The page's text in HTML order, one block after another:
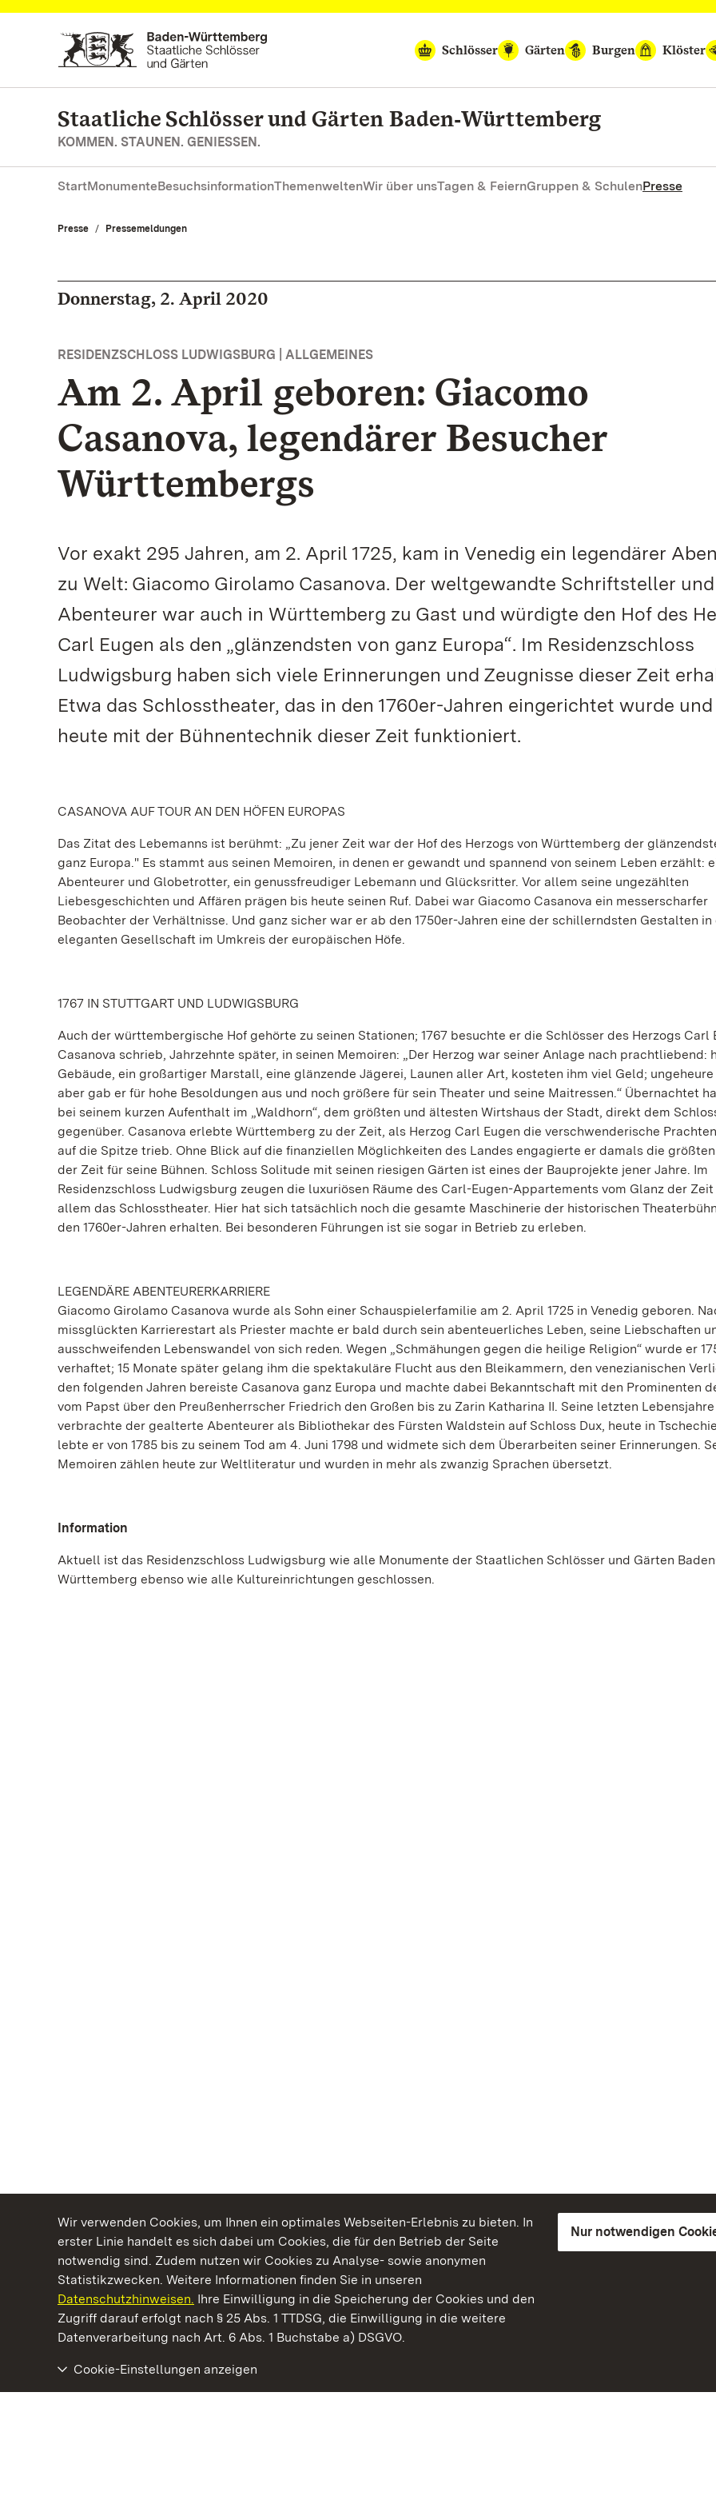
Wir verwenden Cookies, um Ihnen ein optimales Webseiten-Erlebnis zu bieten. In
erster Linie handelt es sich dabei um Cookies, die für den Betrieb der Seite
notwendig sind. Zudem nutzen wir Cookies zu Analyse- sowie anonymen
Statistikzwecken. Weitere Informationen finden Sie in unseren
Datenschutzhinweisen. Ihre Einwilligung in die Speicherung der Cookies und den
Zugriff darauf erfolgt nach § 25 Abs. 1 TTDSG, die Einwilligung in die weitere
Datenverarbeitung nach Art. 6 Abs. 1 Buchstabe a) DSGVO.
Nur notwendigen
Cookie-Einstellungen anzeigen
Zum Hauptinhalt springen
Schlösser
Gärten Burgen Klöster
Staatliche Schlösser und Gärten Baden‑Württemberg
KOMMEN. STAUNEN. GENIESSEN.
StartMonumenteBesuchsinformationThemenweltenWir über unsTagen & FeiernGruppen & SchulenPresse
Presse Pressemeldungen
Donnerstag, 2. April 2020
RESIDENZSCHLOSS LUDWIGSBURG | ALLGEMEINES
Am 2. April geboren: Giacomo
Casanova, legendärer Besucher
Württembergs
Vor exakt 295 Jahren, am 2. April 1725, kam in Venedig ein legendärer
zu Welt: Giacomo Girolamo Casanova. Der weltgewandte Schriftsteller und
Abenteurer war auch in Württemberg zu Gast und würdigte den Hof des
Carl Eugen als den „glänzendsten von ganz Europa“. Im Residenzschloss
Ludwigsburg haben sich viele Erinnerungen und Zeugnisse dieser Zeit
Etwa das Schlosstheater, das in den 1760er-Jahren eingerichtet wurde
heute mit der Bühnentechnik dieser Zeit funktioniert.
CASANOVA AUF TOUR AN DEN HÖFEN EUROPAS
Das Zitat des Lebemanns ist berühmt: „Zu jener Zeit war der Hof des Herzogs von Württemberg der
ganz Europa." Es stammt aus seinen Memoiren, in denen er gewandt und spannend von seinem Leben erzählt:
Abenteurer und Globetrotter, ein genussfreudiger Lebemann und Glücksritter. Vor allem seine ungezählten
Liebesgeschichten und Affären prägen bis heute seinen Ruf. Dabei war Giacomo Casanova ein messerscharfer
Beobachter der Verhältnisse. Und ganz sicher war er ab den 1750er-Jahren eine der schillerndsten Gestalten in
eleganten Gesellschaft im Umkreis der europäischen Höfe.
1767 IN STUTTGART UND LUDWIGSBURG
Auch der württembergische Hof gehörte zu seinen Stationen; 1767 besuchte er die Schlösser des Herzogs Carl
Casanova schrieb, Jahrzehnte später, in seinen Memoiren: „Der Herzog war seiner Anlage nach prachtliebend:
Gebäude, ein großartiger Marstall, eine glänzende Jägerei, Launen aller Art, kosteten ihm viel Geld; ungeheure
aber gab er für hohe Besoldungen aus und noch größere für sein Theater und seine Maitressen.“ Übernachtet
bei seinem kurzen Aufenthalt im „Waldhorn“, dem größten und ältesten Wirtshaus der Stadt, direkt dem
gegenüber. Casanova erlebte Württemberg zu der Zeit, als Herzog Carl Eugen die verschwenderische
auf die Spitze trieb. Ohne Blick auf die finanziellen Möglichkeiten des Landes engagierte er damals die
der Zeit für seine Bühnen. Schloss Solitude mit seinen riesigen Gärten ist eines der Bauprojekte jener Jahre. Im
Residenzschloss Ludwigsburg zeugen die luxuriösen Räume des Carl-Eugen-Appartements vom Glanz der
allem das Schlosstheater. Hier hat sich tatsächlich noch die gesamte Maschinerie der historischen
den 1760er-Jahren erhalten. Bei besonderen Führungen ist sie sogar in Betrieb zu erleben.
LEGENDÄRE ABENTEURERKARRIERE
Giacomo Girolamo Casanova wurde als Sohn einer Schauspielerfamilie am 2. April 1725 in Venedig geboren.
missglückten Karrierestart als Priester machte er bald durch sein abenteuerliches Leben, seine Liebschaften
ausschweifenden Lebenswandel von sich reden. Wegen „Schmähungen gegen die heilige Religion“ wurde er
verhaftet; 15 Monate später gelang ihm die spektakuläre Flucht aus den Bleikammern, den venezianischen
den folgenden Jahren bereiste Casanova ganz Europa und machte dabei Bekanntschaft mit den Prominenten
vom Papst über den Preußenherrscher Friedrich den Großen bis zu Zarin Katharina II. Seine letzten Lebensjahre
verbrachte der gealterte Abenteurer als Bibliothekar des Fürsten Waldstein auf Schloss Dux, heute in
lebte er von 1785 bis zu seinem Tod am 4. Juni 1798 und widmete sich dem Überarbeiten seiner Erinnerungen.
Memoiren zählen heute zur Weltliteratur und wurden in mehr als zwanzig Sprachen übersetzt.
Information
Aktuell ist das Residenzschloss Ludwigsburg wie alle Monumente der Staatlichen Schlösser und Gärten
Württemberg ebenso wie alle Kultureinrichtungen geschlossen.
Kommen. Staunen. Genießen.